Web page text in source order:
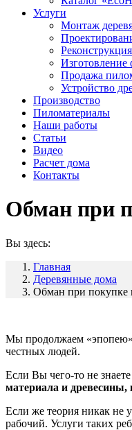
Услуги
Монтаж
Изготовление
Продажа
Устройство
Производство
Пиломатериалы
Наши работы
Статьи
Видео
Расчет дома
Контакты
Обман при
Вы здесь:
Главная
Деревянные дома
Обман при покупке
Мы продолжаем
честных людей.
Если Вы чего-то не
материала и древесины,
Если же теория никак не
рабочий. Услуги таких